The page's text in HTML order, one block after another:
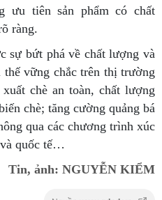
ưu tiên sản phẩm có chất
ràng.
sự bứt phá về chất lượng và
vững chắc trên thị trường
chè an toàn, chất lượng
chè; tăng cường quảng bá
qua các chương trình xúc
quốc tế…
Tin, ảnh: NGUYỄN KIỂM